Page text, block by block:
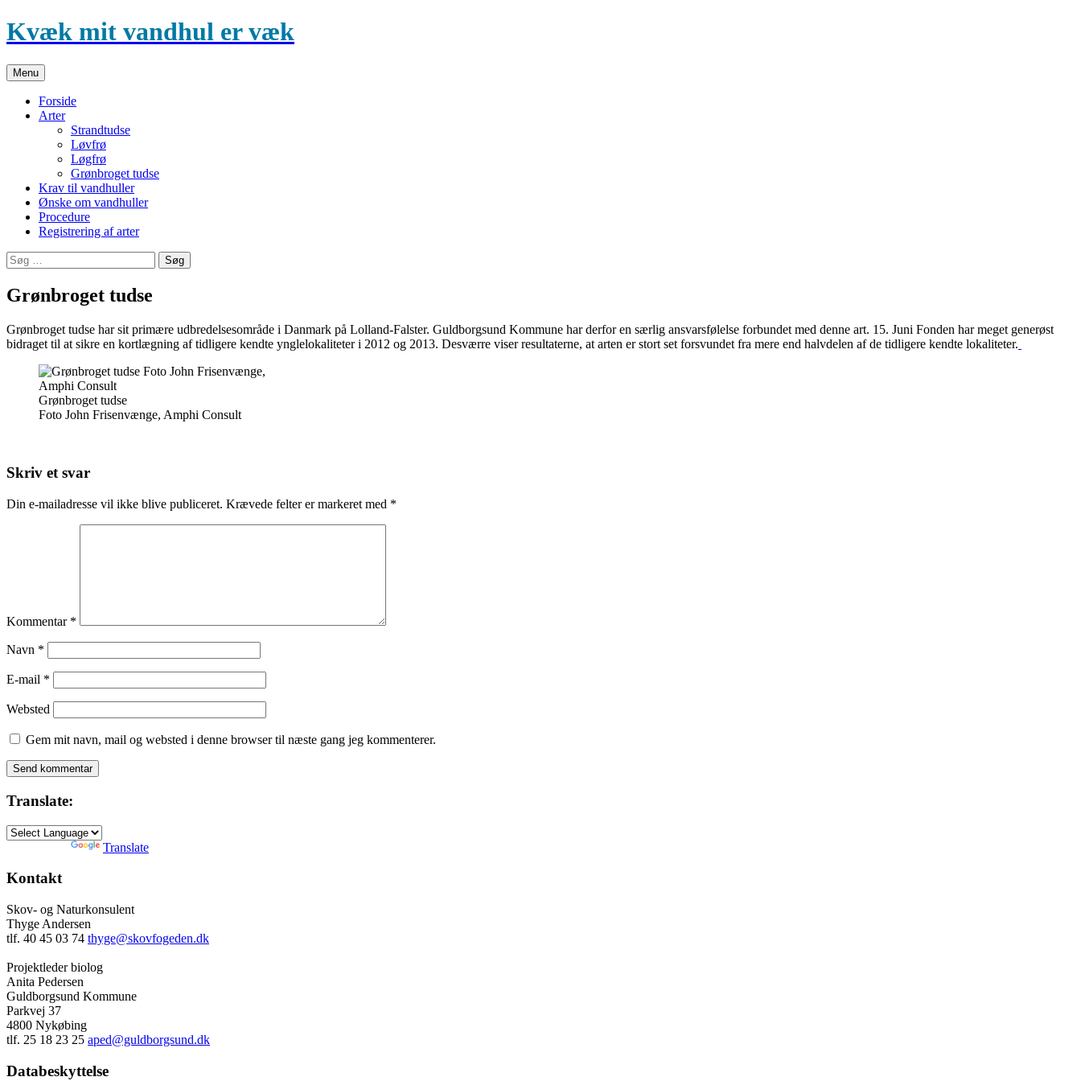
Hop
til
Kvæk mit vandhul er væk
Menu
Forside
Arter
Strandtudse
Løvfrø
Løgfrø
Grønbroget tudse
Krav til vandhuller
Ønske om vandhuller
Procedure
Registrering af arter
Søg
efter:
Grønbroget tudse
Grønbroget tudse har sit primære udbredelsesområde i Danmark på Lolland-Falster. Guldborgsund Kommune har derfor en særlig ansvarsfølelse forbundet med denne art. 15. Juni Fonden har meget generøst
bidraget til at sikre en kortlægning af tidligere kendte ynglelokaliteter i 2012 og 2013. Desværre viser resultaterne, at arten er stort set forsvundet fra mere end halvdelen af de tidligere kendte lokaliteter.
Grønbroget tudse
Foto John Frisenvænge, Amphi Consult
Skriv et svar
Din e-mailadresse vil ikke blive publiceret. Krævede felter er markeret med *
Kommentar *
Navn *
E-mail *
Websted
Gem mit navn, mail og websted i denne browser til næste gang jeg kommenterer.
Translate:
Translate
Kontakt
Skov- og Naturkonsulent
Thyge Andersen
tlf. 40 45 03 74 thyge@skovfogeden.dk
Projektleder biolog
Anita Pedersen
Guldborgsund Kommune
Parkvej 37
4800 Nykøbing
tlf. 25 18 23 25 aped@guldborgsund.dk
Databeskyttelse